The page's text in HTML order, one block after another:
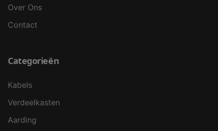
Over Ons
Contact
Categorieën
Kabels
Verdeelkasten
Aarding